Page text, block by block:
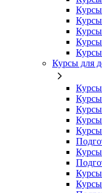
Курсы
Курсы для
Курсы
Курсы
Курсы
Курсы
Курсы
Курсы
Курсы
Курсы